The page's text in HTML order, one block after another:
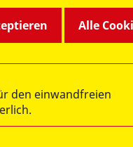
Chemnitz und
Alle
den einwandfreien